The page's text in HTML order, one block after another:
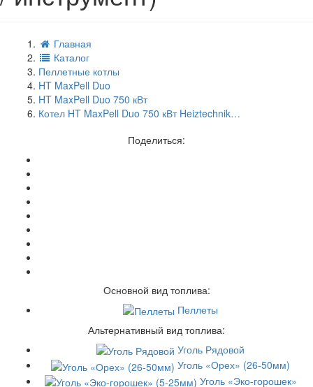
Главная
Каталог
Пеллетные котлы
HT MaxPell Duo
HT MaxPell Duo 750 кВт
Котел HT MaxPell Duo 750 кВт Heiztechnik…
Поделиться:
Основной вид топлива:
Пеллеты
Альтернативный вид топлива:
Уголь Рядовой
Уголь «Орех» (26-50мм)
Уголь «Эко-горошек»